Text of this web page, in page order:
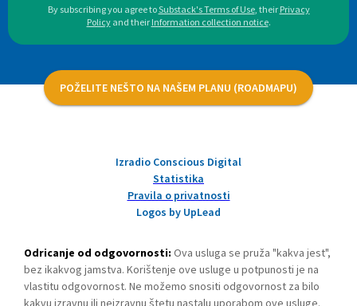
By subscribing you agree toSubstack's Terms of Use, their Privacy
Policy and their Information collection notice.
POŽELITE NEŠTO NA NAŠEM PLANU (ROADMAPU)
Izradio Conscious Digital
Statistika
Pravila o privatnosti
Logos by UpLead
Odricanje od odgovornosti: Ova usluga se pruža "kakva jest",
bez ikakvog jamstva. Korištenje ove usluge u potpunosti je na
vlastitu odgovornost. Ne možemo snositi odgovornost za bilo